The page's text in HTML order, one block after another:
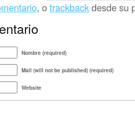
, otrackbackdesde su
Nombre (required)
Mail (will not be published) (required)
Website